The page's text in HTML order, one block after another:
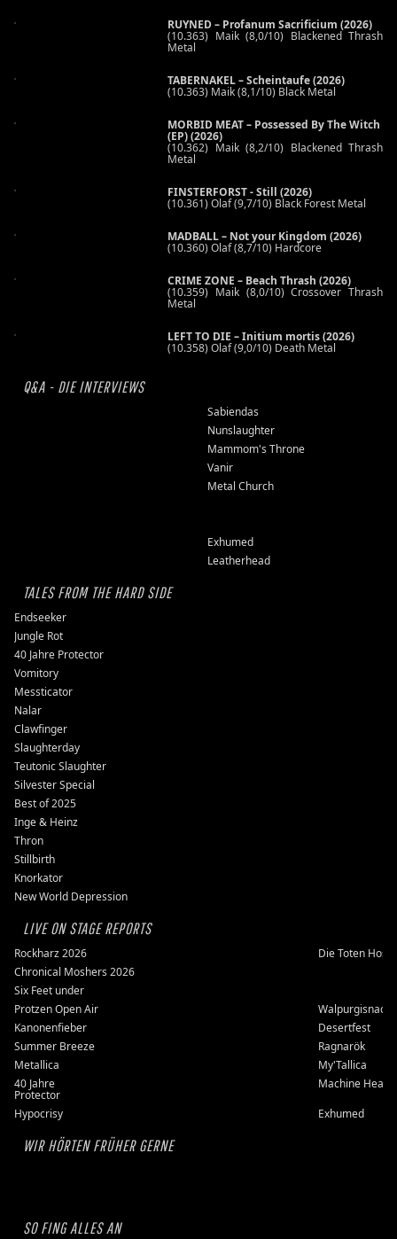
RUYNED – Profanum Sacrificium (2026)
(10.363) Maik (8,0/10) Blackened Thrash
Metal
TABERNAKEL – Scheintaufe (2026)
(10.363) Maik (8,1/10) Black Metal
MORBID MEAT – Possessed By The Witch
(EP) (2026)
(10.362) Maik (8,2/10) Blackened Thrash
Metal
FINSTERFORST - Still (2026)
(10.361) Olaf (9,7/10) Black Forest Metal
MADBALL – Not your Kingdom (2026)
(10.360) Olaf (8,7/10) Hardcore
CRIME ZONE – Beach Thrash (2026)
(10.359) Maik (8,0/10) Crossover Thrash
Metal
LEFT TO DIE – Initium mortis (2026)
(10.358) Olaf (9,0/10) Death Metal
Q&A - DIE INTERVIEWS
Sabiendas
Nunslaughter
Mammom's Throne
Vanir
Metal Church
Exhumed
Leatherhead
TALES FROM THE HARD SIDE
Endseeker
Jungle Rot
40 Jahre Protector
Vomitory
Messticator
Nalar
Clawfinger
Slaughterday
Teutonic Slaughter
Silvester Special
Best of 2025
Inge & Heinz
Thron
Stillbirth
Knorkator
New World Depression
LIVE ON STAGE REPORTS
Rockharz 2026
Die Toten
Chronical Moshers 2026
Six Feet under
Protzen Open Air
Walpurgisnacht
Kanonenfieber
Desertfest
Summer Breeze
Ragnarök
Metallica
My'Tallica
40 Jahre
Protector
Machine Head
Hypocrisy
Exhumed
WIR HÖRTEN FRÜHER GERNE
SO FING ALLES AN